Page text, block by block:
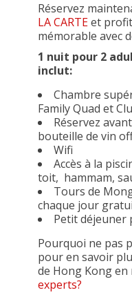
Réservez
LA CARTEet
mémorable avec
1 nuit pour 2
inclut:
Chambre
Family Quad et
Réservez
bouteille de vin
Wifi
Accès à la
toit, hammam,
Tours de
chaque jour
Petit déjeuner
Pourquoi ne pas
pour en savoir
de Hong Kong en
experts?